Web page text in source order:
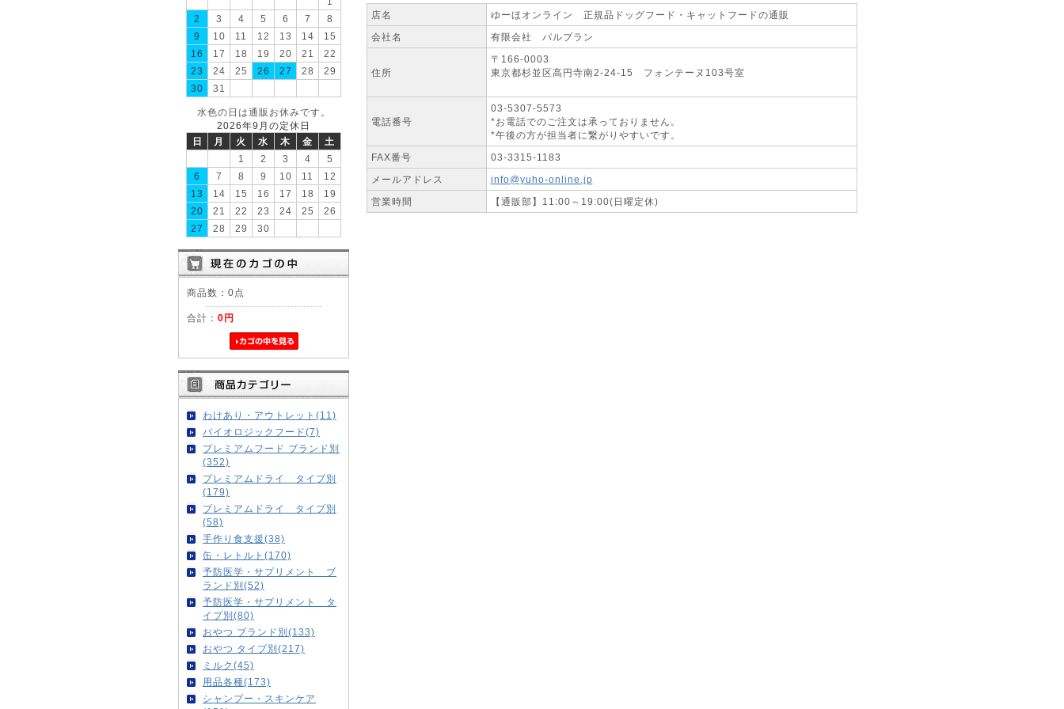
2
3 4 5 6 7
8
9
10 11 12 13 14
15
16
17 18 19 20 21
22
23
24 25 26 27 28
29
30
31
水色の日は通販お休みです。
2026年9月の定休日
日
月 火 水 木 金
土
1
2 3 4
5
6
7 8 9 10 11
12
13
14 15 16 17 18
19
20
21 22 23 24 25
26
27
28 29 30
商品数：0点
合計： 0円
わけあり・アウトレット(11)
バイオロジックフード(7)
プレミアムフード ブランド別
(352)
プレミアムドライ タイプ別
(179)
プレミアムドライ タイプ別
(58)
手作り食支援(38)
缶・レトルト(170)
予防医学・サプリメント ブ
ランド別(52)
予防医学・サプリメント タ
イプ別(80)
おやつ ブランド別(133)
おやつ タイプ別(217)
ミルク(45)
用品各種(173)
シャンプー・スキンケア
店名 ゆーほオンライン 正規品ドッグフード・キャットフードの通販
会社名 有限会社 パルプラン
住所
〒166-0003
東京都杉並区高円寺南2-24-15 フォンテーヌ103号室
電話番号
03-5307-5573
*お電話でのご注文は承っておりません。
*午後の方が担当者に繋がりやすいです。
FAX番号 03-3315-1183
メールアドレス info@yuho-online.jp
営業時間 【通販部】11:00～19:00(日曜定休)